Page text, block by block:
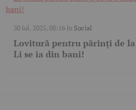
30 iul. 2025, 08:16în Social
Lovitură pentru părinți de la
Li se ia din bani!